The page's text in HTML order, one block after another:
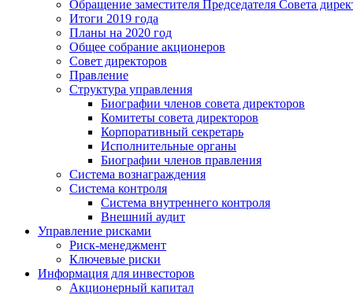
Обращение заместителя Председателя Совета
Итоги 2019 года
Планы на 2020 год
Общее собрание акционеров
Совет директоров
Правление
Структура управления
Биографии членов совета директоров
Комитеты совета директоров
Корпоративный секретарь
Исполнительные органы
Биографии членов правления
Система вознаграждения
Система контроля
Система внутреннего контроля
Внешний аудит
Управление рисками
Риск-менеджмент
Ключевые риски
Информация для инвесторов
Акционерный капитал